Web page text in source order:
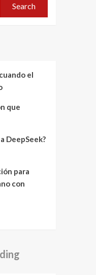
Search
el
que
DeepSeek?
para
con